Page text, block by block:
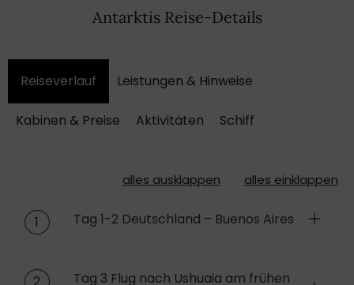
Antarktis Reise-Details
Reiseverlauf Leistungen & Hinweise
Kabinen & Preise Aktivitäten Schiff
alles ausklappen alles einklappen
1 Tag 1-2 Deutschland – Buenos Aires
2
Tag 3 Flug nach Ushuaia am frühen